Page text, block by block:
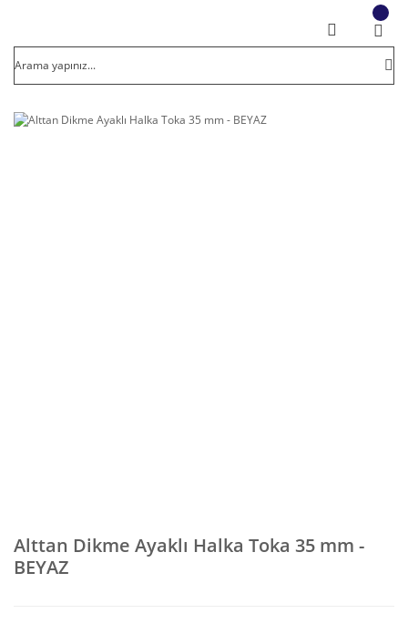
Alttan Dikme Ayaklı Halka Toka 35 mm -
BEYAZ